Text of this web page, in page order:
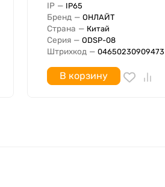
IP — IP65
Бренд — ОНЛАЙТ
Страна — Китай
Серия — ODSP-08
Штрихкод — 04650230909473
В корзину